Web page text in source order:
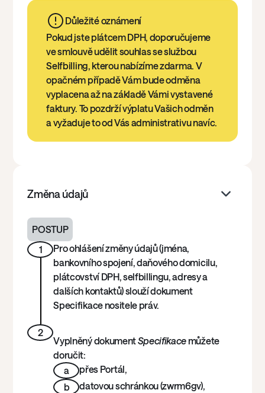
Důležité oznámení
Pokud jste plátcem DPH, doporučujeme
ve smlouvě udělit souhlas se službou
Selfbilling, kterou nabízíme zdarma. V
opačném případě Vám bude odměna
vyplacena až na základě Vámi vystavené
faktury. To pozdrží výplatu Vašich odměn
a vyžaduje to od Vás administrativu navíc.
Změna údajů
POSTUP
1
Pro ohlášení změny údajů (jména,
bankovního spojení, daňového domicilu,
plátcovství DPH, selfbillingu, adresy a
dalších kontaktů) slouží dokument
Specifikace nositele práv.
2
Vyplněný dokumentSpecifikace můžete
doručit:
a
přes Portál,
b
datovou schránkou (zwrm6gv),